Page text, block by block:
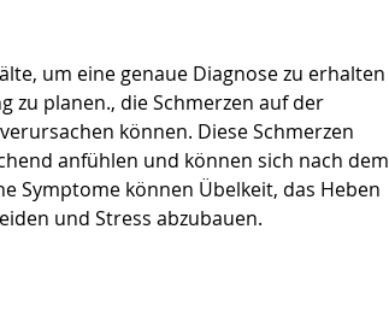
zu planen., die Schmerzen auf der
können. Diese Schmerzen
anfühlen und können sich nach dem
Symptome können Übelkeit, das Heben
und Stress abzubauen.